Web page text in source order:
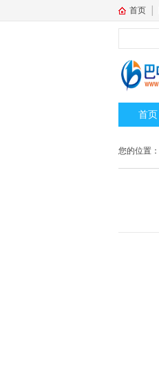
首页
首页
您的位置：